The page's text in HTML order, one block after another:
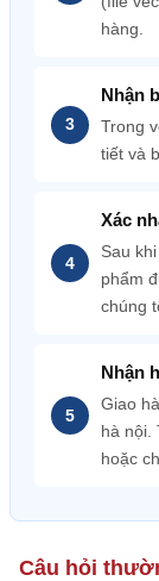
hàng.
Nhận
Trong
tiết và
Xác
Sau
phẩm
chúng
Nhận
Giao
hà nội.
hoặc
Câu hỏi